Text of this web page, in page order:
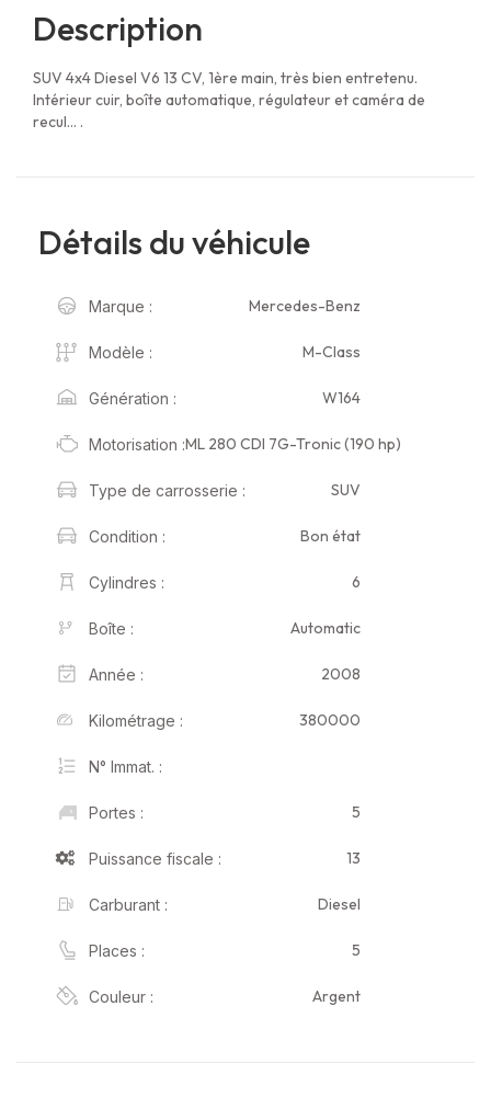
Description
SUV 4x4 Diesel V6 13 CV, 1ère main, très bien entretenu.
Intérieur cuir, boîte automatique, régulateur et caméra de
recul... .
Détails du véhicule
Marque : Mercedes-Benz
Modèle : M-Class
Génération : W164
Motorisation :ML 280 CDI 7G-Tronic (190 hp)
Type de carrosserie : SUV
Condition : Bon état
Cylindres : 6
Boîte : Automatic
Année : 2008
Kilométrage : 380000
N° Immat. :
Portes : 5
Puissance fiscale : 13
Carburant : Diesel
Places : 5
Couleur : Argent